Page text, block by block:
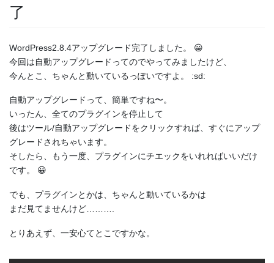
了
WordPress2.8.4アップグレード完了しました。 😀
今回は自動アップグレードってのでやってみましたけど、
今んとこ、ちゃんと動いているっぽいですよ。 :sd:
自動アップグレードって、簡単ですね〜。
いったん、全てのプラグインを停止して
後はツール/自動アップグレードをクリックすれば、すぐにアップ
グレードされちゃいます。
そしたら、もう一度、プラグインにチエックをいれればいいだけ
です。 😀
でも、プラグインとかは、ちゃんと動いているかは
まだ見てませんけど……….
とりあえず、一安心てとこですかな。